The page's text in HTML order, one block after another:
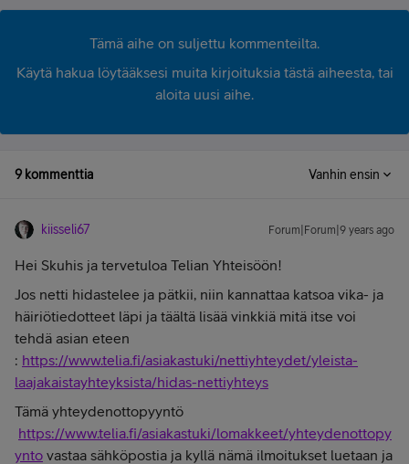
Tämä aihe on suljettu kommenteilta.
Käytä hakua löytääksesi muita kirjoituksia tästä aiheesta, tai
aloita uusi aihe.
9 kommenttia Vanhin ensin
kiisseli67 Forum|Forum|9 years ago
Hei Skuhis ja tervetuloa Telian Yhteisöön!
Jos netti hidastelee ja pätkii, niin kannattaa katsoa vika- ja
häiriötiedotteet läpi ja täältä lisää vinkkiä mitä itse voi
tehdä asian eteen
: https://www.telia.fi/asiakastuki/nettiyhteydet/yleista-
laajakaistayhteyksista/hidas-nettiyhteys
Tämä yhteydenottopyyntö
https://www.telia.fi/asiakastuki/lomakkeet/yhteydenottopy
ynto vastaa sähköpostia ja kyllä nämä ilmoitukset luetaan ja